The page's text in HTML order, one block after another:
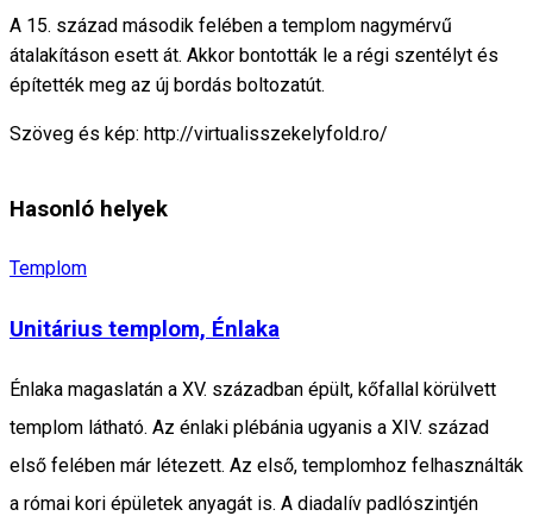
A 15. század második felében a templom nagymérvű
átalakításon esett át. Akkor bontották le a régi szentélyt és
építették meg az új bordás boltozatút.
Szöveg és kép: http://virtualisszekelyfold.ro/
Hasonló helyek
Templom
Unitárius templom, Énlaka
Énlaka magaslatán a XV. században épült, kőfallal körülvett
templom látható. Az énlaki plébánia ugyanis a XIV. század
első felében már létezett. Az első, templomhoz felhasználták
a római kori épületek anyagát is. A diadalív padlószintjén